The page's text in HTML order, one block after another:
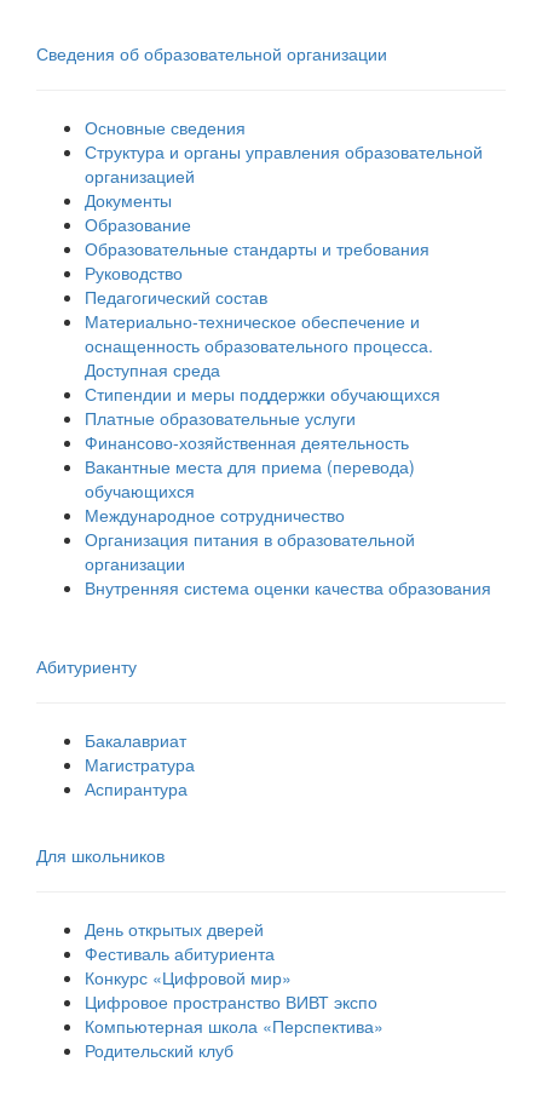
Сведения об образовательной организации
Основные сведения
Структура и органы управления образовательной
организацией
Документы
Образование
Образовательные стандарты и требования
Руководство
Педагогический состав
Материально-техническое обеспечение и
оснащенность образовательного процесса.
Доступная среда
Стипендии и меры поддержки обучающихся
Платные образовательные услуги
Финансово-хозяйственная деятельность
Вакантные места для приема (перевода)
обучающихся
Международное сотрудничество
Организация питания в образовательной
организации
Внутренняя система оценки качества образования
Абитуриенту
Бакалавриат
Магистратура
Аспирантура
Для школьников
День открытых дверей
Фестиваль абитуриента
Конкурс «Цифровой мир»
Цифровое пространство ВИВТ экспо
Компьютерная школа «Перспектива»
Родительский клуб